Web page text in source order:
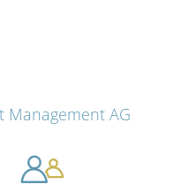
Management AG